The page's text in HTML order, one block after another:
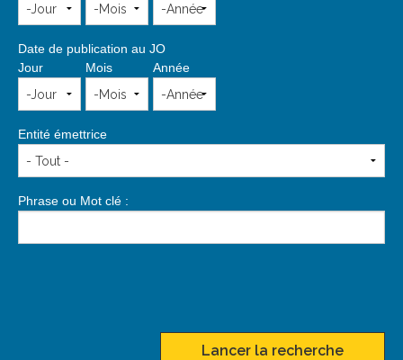
Date de publication au JO
Jour
Mois Année
Entité émettrice
Phrase ou Mot clé :
Lancer la recherche